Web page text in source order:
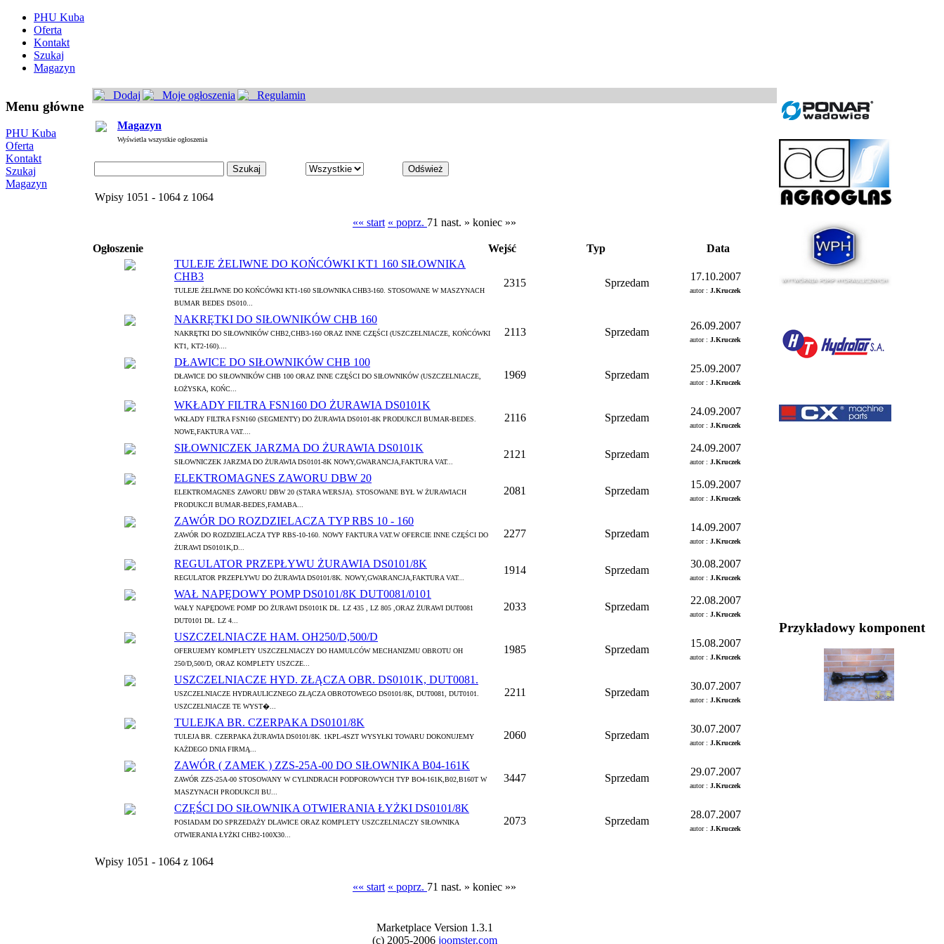
PHU Kuba
Oferta
Kontakt
Szukaj
Magazyn
Menu główne
PHU Kuba
Oferta
Kontakt
Szukaj
Magazyn
Dodaj Moje ogłoszenia Regulamin
Magazyn
Wyświetla wszystkie ogłoszenia
Wpisy 1051 - 1064 z 1064
«« start « poprz. 71 nast. » koniec »»
Ogłoszenie Wejść Typ
Data
TULEJE ŻELIWNE DO KOŃCÓWKI KT1 160 SIŁOWNIKA
CHB3
TULEJE ŻELIWNE DO KOŃCÓWKI KT1-160 SIŁOWNIKA CHB3-160. STOSOWANE W MASZYNACH
BUMAR BEDES DS010...
2315 Sprzedam
17.10.2007
autor : J.Kruczek
NAKRĘTKI DO SIŁOWNIKÓW CHB 160
NAKRĘTKI DO SIŁOWNIKÓW CHB2,CHB3-160 ORAZ INNE CZĘŚCI (USZCZELNIACZE, KOŃCÓWKI
KT1, KT2-160)....
2113 Sprzedam
26.09.2007
autor : J.Kruczek
DŁAWICE DO SIŁOWNIKÓW CHB 100
DŁAWICE DO SIŁOWNIKÓW CHB 100 ORAZ INNE CZĘŚCI DO SIŁOWNIKÓW (USZCZELNIACZE,
ŁOŻYSKA, KOŃC...
1969 Sprzedam
25.09.2007
autor : J.Kruczek
WKŁADY FILTRA FSN160 DO ŻURAWIA DS0101K
WKŁADY FILTRA FSN160 (SEGMENTY) DO ŻURAWIA DS0101-8K PRODUKCJI BUMAR-BEDES.
NOWE,FAKTURA VAT....
2116 Sprzedam
24.09.2007
autor : J.Kruczek
SIŁOWNICZEK JARZMA DO ŻURAWIA DS0101K
SIŁOWNICZEK JARZMA DO ŻURAWIA DS0101-8K NOWY,GWARANCJA,FAKTURA VAT...
2121 Sprzedam
24.09.2007
autor : J.Kruczek
ELEKTROMAGNES ZAWORU DBW 20
ELEKTROMAGNES ZAWORU DBW 20 (STARA WERSJA). STOSOWANE BYŁ W ŻURAWIACH
PRODUKCJI BUMAR-BEDES,FAMABA...
2081 Sprzedam
15.09.2007
autor : J.Kruczek
ZAWÓR DO ROZDZIELACZA TYP RBS 10 - 160
ZAWÓR DO ROZDZIELACZA TYP RBS-10-160. NOWY FAKTURA VAT.W OFERCIE INNE CZĘŚCI DO
ŻURAWI DS0101K,D...
2277 Sprzedam
14.09.2007
autor : J.Kruczek
REGULATOR PRZEPŁYWU ŻURAWIA DS0101/8K
REGULATOR PRZEPŁYWU DO ŻURAWIA DS0101/8K. NOWY,GWARANCJA,FAKTURA VAT...
1914 Sprzedam
30.08.2007
autor : J.Kruczek
WAŁ NAPĘDOWY POMP DS0101/8K DUT0081/0101
WAŁY NAPĘDOWE POMP DO ŻURAWI DS0101K DŁ. LZ 435 , LZ 805 ,ORAZ ŻURAWI DUT0081
DUT0101 DŁ. LZ 4...
2033 Sprzedam
22.08.2007
autor : J.Kruczek
USZCZELNIACZE HAM. OH250/D,500/D
OFERUJEMY KOMPLETY USZCZELNIACZY DO HAMULCÓW MECHANIZMU OBROTU OH
250/D,500/D, ORAZ KOMPLETY USZCZE...
1985 Sprzedam
15.08.2007
autor : J.Kruczek
USZCZELNIACZE HYD. ZŁĄCZA OBR. DS0101K, DUT0081.
USZCZELNIACZE HYDRAULICZNEGO ZŁĄCZA OBROTOWEGO DS0101/8K, DUT0081, DUT0101.
USZCZELNIACZE TE WYST�...
2211 Sprzedam
30.07.2007
autor : J.Kruczek
TULEJKA BR. CZERPAKA DS0101/8K
TULEJA BR. CZERPAKA ŻURAWIA DS0101/8K. 1KPL-4SZT WYSYŁKI TOWARU DOKONUJEMY
KAŻDEGO DNIA FIRMĄ...
2060 Sprzedam
30.07.2007
autor : J.Kruczek
ZAWÓR ( ZAMEK ) ZZS-25A-00 DO SIŁOWNIKA B04-161K
ZAWÓR ZZS-25A-00 STOSOWANY W CYLINDRACH PODPOROWYCH TYP BO4-161K,B02,B160T W
MASZYNACH PRODUKCJI BU...
3447 Sprzedam
29.07.2007
autor : J.Kruczek
CZĘŚCI DO SIŁOWNIKA OTWIERANIA ŁYŻKI DS0101/8K
POSIADAM DO SPRZEDAŻY DLAWICE ORAZ KOMPLETY USZCZELNIACZY SIŁOWNIKA
OTWIERANIA ŁYŻKI CHB2-100X30...
2073 Sprzedam
28.07.2007
autor : J.Kruczek
Wpisy 1051 - 1064 z 1064
«« start « poprz. 71 nast. » koniec »»
Marketplace Version 1.3.1
(c) 2005-2006 joomster.com
Przykładowy komponent